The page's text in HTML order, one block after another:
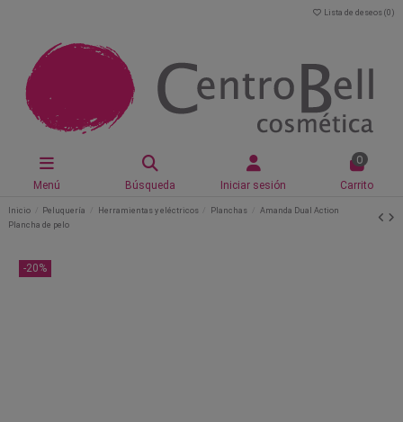
Lista de deseos (0 )
Menú Búsqueda Iniciar sesión
0
Carrito
Inicio Peluquería Herramientas y eléctricos Planchas
Amanda Dual Action
Plancha de pelo
-20%